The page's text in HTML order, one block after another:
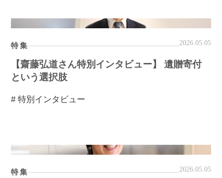
特集 2026.05.05
【齋藤弘道さん特別インタビュー】 遺贈寄付
という選択肢
# 特別インタビュー
特集 2026.05.05